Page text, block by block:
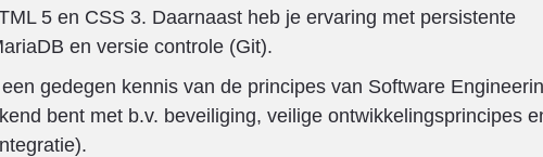
5 en CSS 3. Daarnaast heb je ervaring met persistente
en versie controle (Git).
gedegen kennis van de principes van Software
bent met b.v. beveiliging, veilige ontwikkelingsprincipes